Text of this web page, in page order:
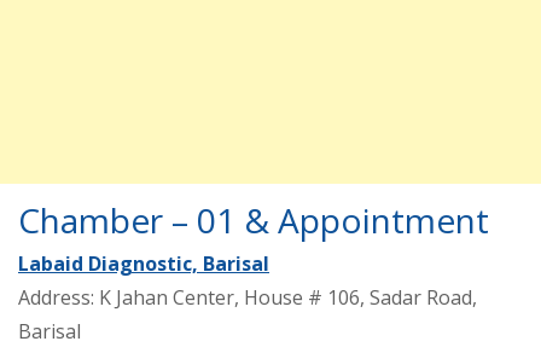
Chamber – 01 & Appointment
Labaid Diagnostic, Barisal
Address: K Jahan Center, House # 106, Sadar Road,
Barisal